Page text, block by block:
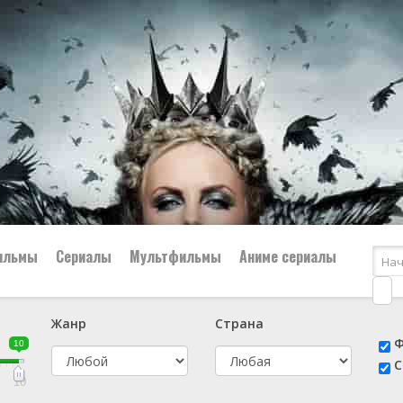
👨‍✈️ Военный
🕵️‍♂️ Детектив
Сериалы Мультфильмы Аниме сериалы
10
10
Жанр
Страна